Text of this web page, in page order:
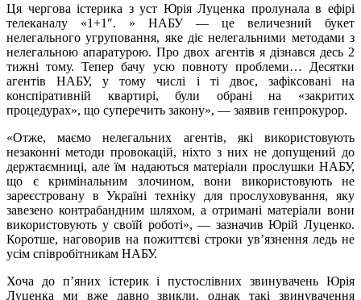
Ця чергова істерика з уст Юрія Луценка пролунала в ефірі
телеканалу «1+1″. » НАБУ — це величезний букет
нелегального угруповання, яке діє нелегальними методами з
нелегальною апаратурою. Про двох агентів я дізнався десь 2
тижні тому. Тепер бачу усю повноту проблеми… Десятки
агентів НАБУ, у тому числі і ті двоє, зафіксовані на
конспіративній квартирі, були обрані на «закритих
процедурах», що суперечить закону», — заявив генпрокурор.
«Отже, маємо нелегальних агентів, які використовують
незаконні методи провокацій, ніхто з них не допущений до
держтаємниці, але їм надаються матеріали прослушки НАБУ,
що є кримінальним злочином, вони використовують не
зареєстровану в Україні техніку для прослуховування, яку
завезено контрабандним шляхом, а отримані матеріали вони
використовують у своїй роботі», — зазначив Юрій Луценко.
Коротше, наговорив на пожиттєві строки ув’язнення ледь не
усім співробітникам НАБУ.
Хоча до п’яних істерик і пустослівних звинувачень Юрія
Луценка ми вже давно звикли, однак такі звинувачення